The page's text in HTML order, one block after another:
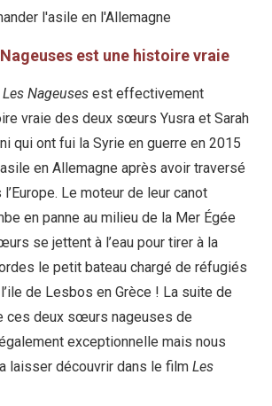
l'asile en l'Allemagne
est une histoire vraie
Les Nageuses est effectivement
vraie des deux sœurs Yusra et Sarah
qui ont fui la Syrie en guerre en 2015
en Allemagne après avoir traversé
Le moteur de leur canot
en panne au milieu de la Mer Égée
se jettent à l’eau pour tirer à la
le petit bateau chargé de réfugiés
de Lesbos en Grèce ! La suite de
ces deux sœurs nageuses de
exceptionnelle mais nous
laisser découvrir dans le film Les